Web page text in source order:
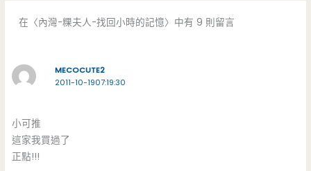
在〈內灣-粿夫人-找回小時的記憶〉中有 9 則留言
MECOCUTE2
2011-10-1907:19:30
小可推
這家我買過了
正點!!!